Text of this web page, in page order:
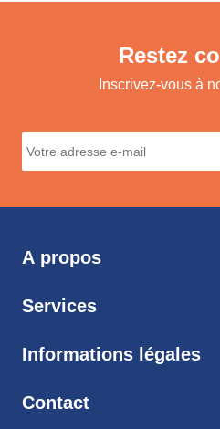
Restez
Inscrivez-vous à
A propos
Services
Informations légales
Contact